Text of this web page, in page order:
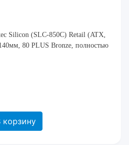
Silicon (SLC-850C) Retail (ATX,
80 PLUS Bronze, полностью
корзину